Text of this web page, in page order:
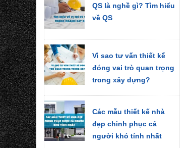
QS là nghề gì? Tìm hiểu
về QS
Vì sao tư vấn thiết kế
đóng vai trò quan trọng
trong xây dựng?
Các mẫu thiết kế nhà
đẹp chinh phục cả
người khó tính nhất